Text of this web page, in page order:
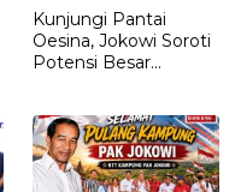
Kunjungi Pantai
Oesina, Jokowi Soroti
Potensi Besar